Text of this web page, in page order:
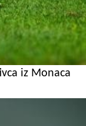
iz Monaca